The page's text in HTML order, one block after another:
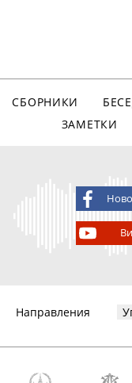
СБОРНИКИ
ЗАМЕТКИ
Направления